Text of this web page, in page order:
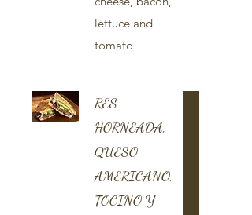
lettuce and
tomato
RES
HORNEADA,
QUESO
AMERICANO,
TOCINO Y